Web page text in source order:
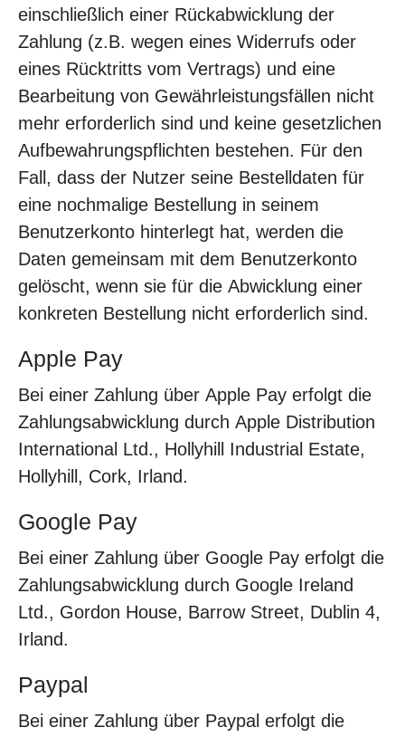
einschließlich einer Rückabwicklung der
Zahlung (z.B. wegen eines Widerrufs oder
eines Rücktritts vom Vertrags) und eine
Bearbeitung von Gewährleistungsfällen nicht
mehr erforderlich sind und keine gesetzlichen
Aufbewahrungspflichten bestehen. Für den
Fall, dass der Nutzer seine Bestelldaten für
eine nochmalige Bestellung in seinem
Benutzerkonto hinterlegt hat, werden die
Daten gemeinsam mit dem Benutzerkonto
gelöscht, wenn sie für die Abwicklung einer
konkreten Bestellung nicht erforderlich sind.
Apple Pay
Bei einer Zahlung über Apple Pay erfolgt die
Zahlungsabwicklung durch Apple Distribution
International Ltd., Hollyhill Industrial Estate,
Hollyhill, Cork, Irland.
Google Pay
Bei einer Zahlung über Google Pay erfolgt die
Zahlungsabwicklung durch Google Ireland
Ltd., Gordon House, Barrow Street, Dublin 4,
Irland.
Paypal
Bei einer Zahlung über Paypal erfolgt die